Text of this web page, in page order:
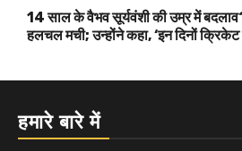
14 साल के वैभव सूर्यवंशी की उम्र में
हलचल मची; उन्होंने कहा, ‘इन दिनों
हमारे बारे में